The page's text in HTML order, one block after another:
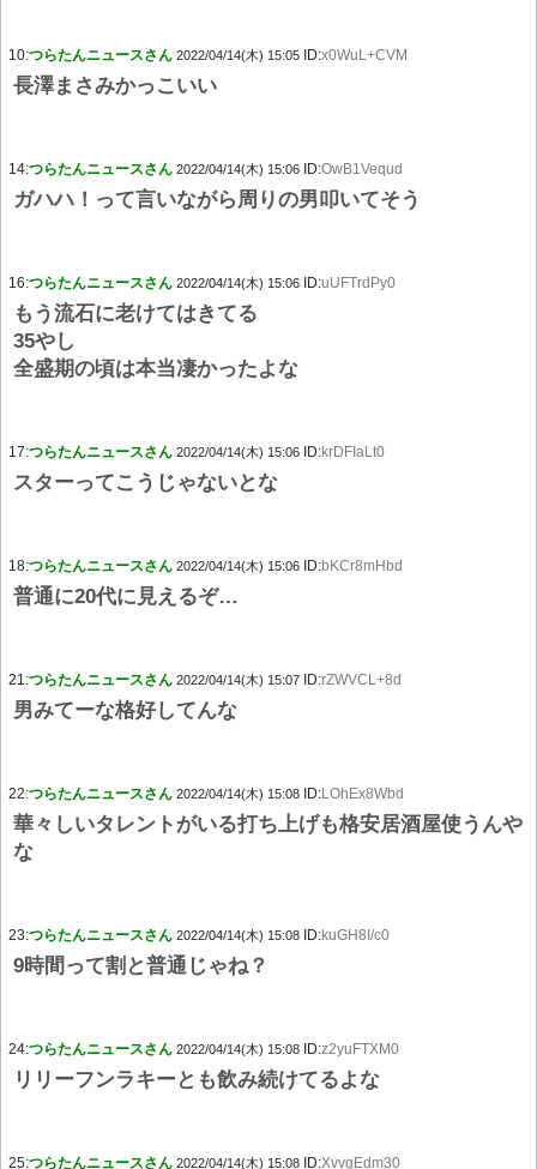
10:つらたんニュースさん 2022/04/14(木) 15:05 ID:x0WuL+CVM
長澤まさみかっこいい
14:つらたんニュースさん 2022/04/14(木) 15:06 ID:OwB1Vequd
ガハハ！って言いながら周りの男叩いてそう
16:つらたんニュースさん 2022/04/14(木) 15:06 ID:uUFTrdPy0
もう流石に老けてはきてる
35やし
全盛期の頃は本当凄かったよな
17:つらたんニュースさん 2022/04/14(木) 15:06 ID:krDFIaLt0
スターってこうじゃないとな
18:つらたんニュースさん 2022/04/14(木) 15:06 ID:bKCr8mHbd
普通に20代に見えるぞ…
21:つらたんニュースさん 2022/04/14(木) 15:07 ID:rZWVCL+8d
男みてーな格好してんな
22:つらたんニュースさん 2022/04/14(木) 15:08 ID:LOhEx8Wbd
華々しいタレントがいる打ち上げも格安居酒屋使うんや
な
23:つらたんニュースさん 2022/04/14(木) 15:08 ID:kuGH8I/c0
9時間って割と普通じゃね？
24:つらたんニュースさん 2022/04/14(木) 15:08 ID:z2yuFTXM0
リリーフンラキーとも飲み続けてるよな
25:つらたんニュースさん 2022/04/14(木) 15:08 ID:XvvgEdm30